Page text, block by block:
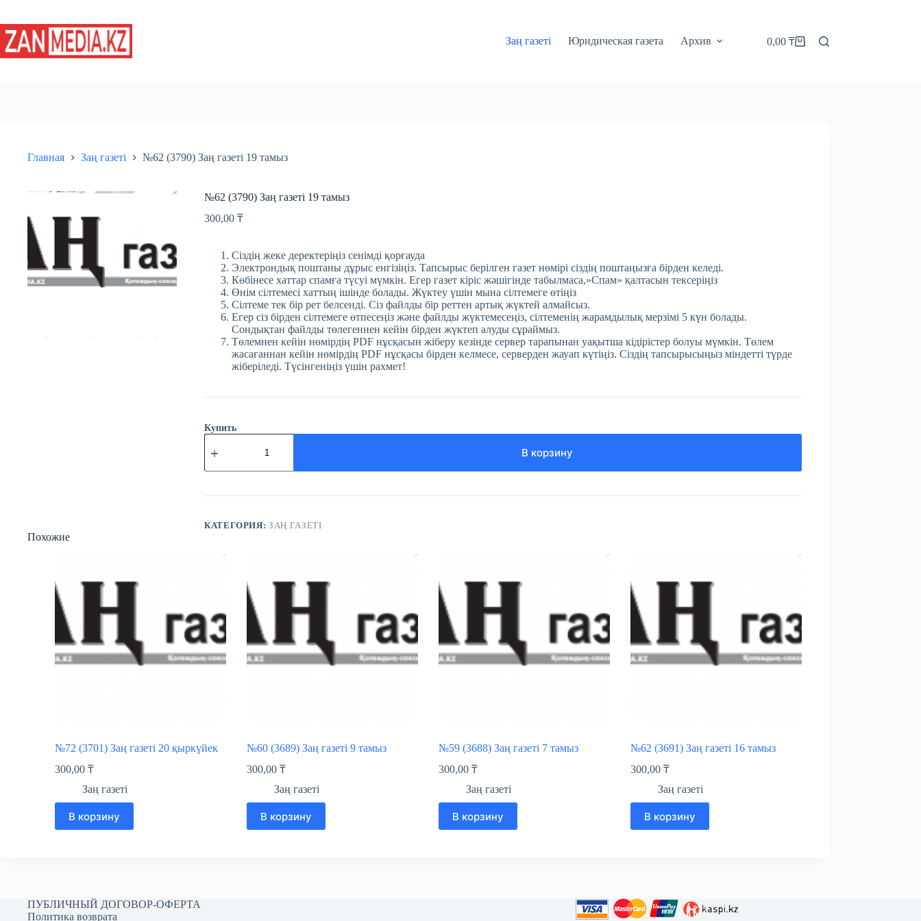
сути
Заң газеті
Юридическая газета Архив Корзина
0,00 ₸
Главная Заң газеті №62 (3790) Заң газеті 19 тамыз
№62 (3790) Заң газеті 19 тамыз
300,00 ₸
Сіздің жеке деректеріңіз сенімді қорғауда
Электрондық поштаны дұрыс енгізіңіз. Тапсырыс берілген газет нөмірі сіздің поштаңызға бірден келеді.
Көбінесе хаттар спамға түсуі мүмкін. Егер газет кіріс жәшігінде табылмаса,»Спам» қалтасын тексеріңіз
Өнім сілтемесі хаттың ішінде болады. Жүктеу үшін мына сілтемеге өтіңіз
Сілтеме тек бір рет белсенді. Сіз файлды бір реттен артық жүктей алмайсыз.
Егер сіз бірден сілтемеге өтпесеңіз және файлды жүктемесеңіз, сілтеменің жарамдылық мерзімі 5 күн болады.
Сондықтан файлды төлегеннен кейін бірден жүктеп алуды сұраймыз.
Төлемнен кейін нөмірдің PDF нұсқасын жіберу кезінде сервер тарапынан уақытша кідірістер болуы мүмкін. Төлем
жасағаннан кейін нөмірдің PDF нұсқасы бірден келмесе, серверден жауап күтіңіз. Сіздің тапсырысыңыз міндетті түрде
жіберіледі. Түсінгеніңіз үшін рахмет!
Купить
Количество
товара
(3790)
газеті
тамыз
В корзину
КАТЕГОРИЯ:ЗАҢ ГАЗЕТІ
Похожие
№72 (3701) Заң газеті 20 қыркүйек
300,00 ₸
Заң газеті
В корзину
№60 (3689) Заң газеті 9 тамыз
300,00 ₸
Заң газеті
В корзину
№59 (3688) Заң газеті 7 тамыз
300,00 ₸
Заң газеті
В корзину
№62 (3691) Заң газеті 16 тамыз
300,00 ₸
Заң газеті
В корзину
ПУБЛИЧНЫЙ ДОГОВОР-ОФЕРТА
Политика возврата